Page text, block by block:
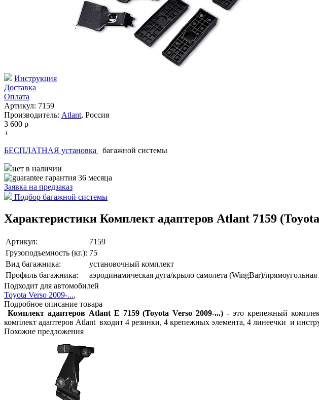
Инструкция
Доставка
Оплата
Артикул: 7159
Производитель: Atlant, Россия
3 600 p
+
БЕСПЛАТНАЯ установка
багажной системы
нет в наличии
гарантия 36 месяца
Заявка на предзаказ
Подбор багажной системы
Характеристики Комплект адаптеров Atlant 7159
Артикул:
7159
Грузоподъемность (кг.): 75
Вид багажника:
установочный комплект
Профиль багажника:
аэродинамическая дуга/крыло самолета (WingBar)/прямоугольная
Подходит для автомобилей
Toyota Verso 2009-...,
Подробное описание товара
Комплект адаптеров Atlant E 7159 (Toyota Verso 2009-...) - это крепежный
комплект адаптеров Atlant входит 4 резинки, 4 крепежных элемента, 4 линеечки и
Похожие предложения